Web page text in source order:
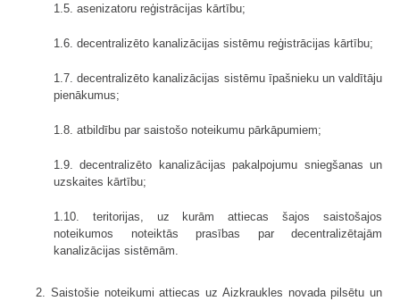
1.5. asenizatoru reģistrācijas kārtību;
1.6. decentralizēto kanalizācijas sistēmu reģistrācijas kārtību;
1.7. decentralizēto kanalizācijas sistēmu īpašnieku un valdītāju
pienākumus;
1.8. atbildību par saistošo noteikumu pārkāpumiem;
1.9. decentralizēto kanalizācijas pakalpojumu sniegšanas un
uzskaites kārtību;
1.10. teritorijas, uz kurām attiecas šajos saistošajos
noteikumos noteiktās prasības par decentralizētajām
kanalizācijas sistēmām.
2. Saistošie noteikumi attiecas uz Aizkraukles novada pilsētu un